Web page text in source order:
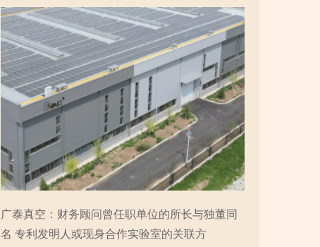
广泰真空：财务顾问曾任职单位的所长与独董同
名 专利发明人或现身合作实验室的关联方